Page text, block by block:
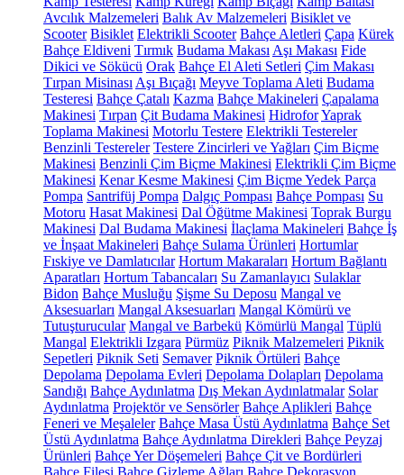
Avcılık Malzemeleri Balık Av Malzemeleri Bisiklet ve
Scooter Bisiklet Elektrikli Scooter Bahçe Aletleri Çapa Kürek
Bahçe Eldiveni Tırmık Budama Makası Aşı Makası Fide
Dikici ve Sökücü Orak Bahçe El Aleti Setleri Çim Makası
Tırpan Misinası Aşı Bıçağı Meyve Toplama Aleti Budama
Testeresi Bahçe Çatalı Kazma Bahçe Makineleri Çapalama
Makinesi Tırpan Çit Budama Makinesi HidroforYaprak
Toplama Makinesi Motorlu Testere Elektrikli Testereler
Benzinli Testereler Testere Zincirleri ve Yağları Çim Biçme
Makinesi Benzinli Çim Biçme Makinesi Elektrikli Çim Biçme
Makinesi Kenar Kesme Makinesi Çim Biçme Yedek Parça
Pompa Santrifüj Pompa Dalgıç Pompası Bahçe Pompası Su
Motoru Hasat Makinesi Dal Öğütme Makinesi Toprak Burgu
Makinesi Dal Budama Makinesi İlaçlama Makineleri Bahçe İş
ve İnşaat Makineleri Bahçe Sulama Ürünleri Hortumlar
Fıskiye ve Damlatıcılar Hortum Makaraları Hortum Bağlantı
Aparatları Hortum Tabancaları Su Zamanlayıcı Sulaklar
Bidon Bahçe Musluğu Şişme Su Deposu Mangal ve
Aksesuarları Mangal Aksesuarları Mangal Kömürü ve
Tutuşturucular Mangal ve Barbekü Kömürlü Mangal Tüplü
Mangal Elektrikli Izgara Pürmüz Piknik Malzemeleri Piknik
Sepetleri Piknik Seti Semaver Piknik Örtüleri Bahçe
Depolama Depolama Evleri Depolama Dolapları Depolama
Sandığı Bahçe Aydınlatma Dış Mekan Aydınlatmalar Solar
Aydınlatma Projektör ve Sensörler Bahçe Aplikleri Bahçe
Feneri ve Meşaleler Bahçe Masa Üstü Aydınlatma Bahçe Set
Üstü Aydınlatma Bahçe Aydınlatma Direkleri Bahçe Peyzaj
Ürünleri Bahçe Yer Döşemeleri Bahçe Çit ve Bordürleri
Bahçe Filesi Bahçe Gizleme Ağları Bahçe Dekorasyon